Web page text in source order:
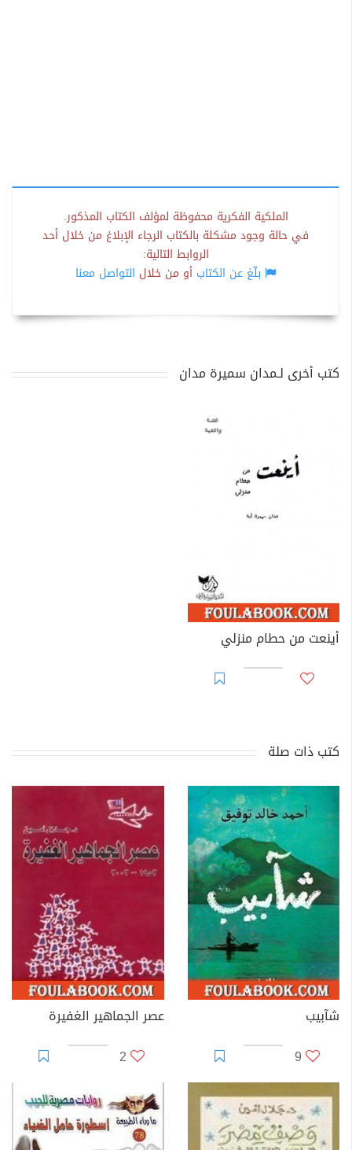
الملكية الفكرية محفوظة لمؤلف الكتاب المذكور.
في حالة وجود مشكلة بالكتاب الرجاء الإبلاغ من خلال أحد
الروابط التالية:
بلّغ عن الكتاب أو من خلال التواصل معنا
كتب أخرى لـمدان سميرة مدان
أينعت من حطام منزلي
كتب ذات صلة
شآبيب
9
عصر الجماهير الغفيرة
2